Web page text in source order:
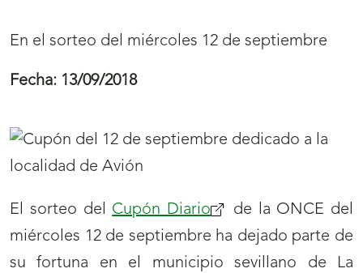
En el sorteo del miércoles 12 de septiembre
Fecha: 13/09/2018
El sorteo del Cupón Diario
de la ONCE del
miércoles 12 de septiembre ha dejado parte de
su fortuna en el municipio sevillano de La